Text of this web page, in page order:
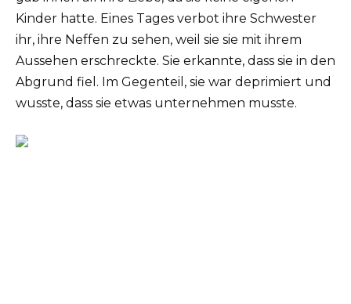
Kinder hatte. Eines Tages verbot ihre Schwester
ihr, ihre Neffen zu sehen, weil sie sie mit ihrem
Aussehen erschreckte. Sie erkannte, dass sie in den
Abgrund fiel. Im Gegenteil, sie war deprimiert und
wusste, dass sie etwas unternehmen musste.